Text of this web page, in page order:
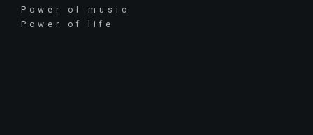
Power of music
Power of life